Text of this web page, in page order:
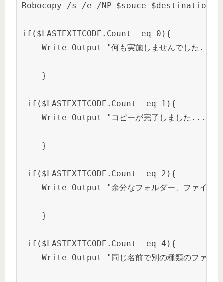
Robocopy /s /e /NP $souce $destination\
if($LASTEXITCODE.Count -eq 0){
Write-Output "何も実施しませんでした...
    }
if($LASTEXITCODE.Count -eq 1){
Write-Output "コピーが完了しました...
    }
if($LASTEXITCODE.Count -eq 2){
Write-Output "余分なフォルダー、ファイル
    }
if($LASTEXITCODE.Count -eq 4){
Write-Output "同じ名前で別の種類のファイ